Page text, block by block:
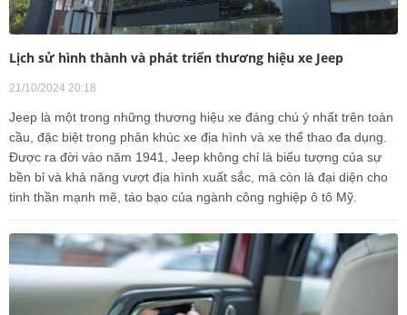
Lịch sử hình thành và phát triển thương hiệu xe Jeep
21/10/2024 20:18
Jeep là một trong những thương hiệu xe đáng chú ý nhất trên toàn
cầu, đặc biệt trong phân khúc xe địa hình và xe thể thao đa dụng.
Được ra đời vào năm 1941, Jeep không chỉ là biểu tượng của sự
bền bỉ và khả năng vượt địa hình xuất sắc, mà còn là đại diện cho
tinh thần mạnh mẽ, táo bạo của ngành công nghiệp ô tô Mỹ.